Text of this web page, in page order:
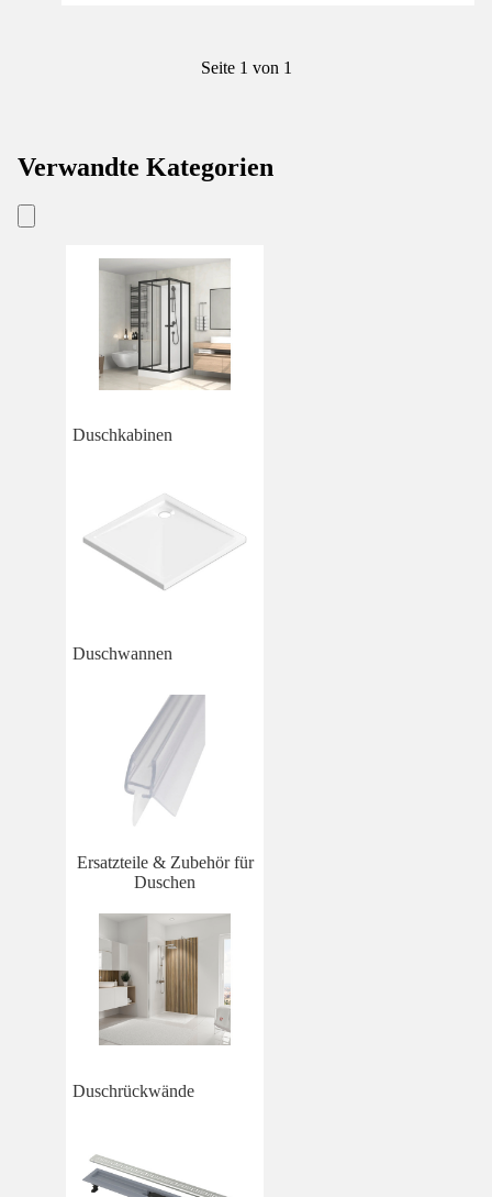
Seite 1 von 1
Verwandte Kategorien
Duschkabinen
Duschwannen
Ersatzteile & Zubehör für
Duschen
Duschrückwände